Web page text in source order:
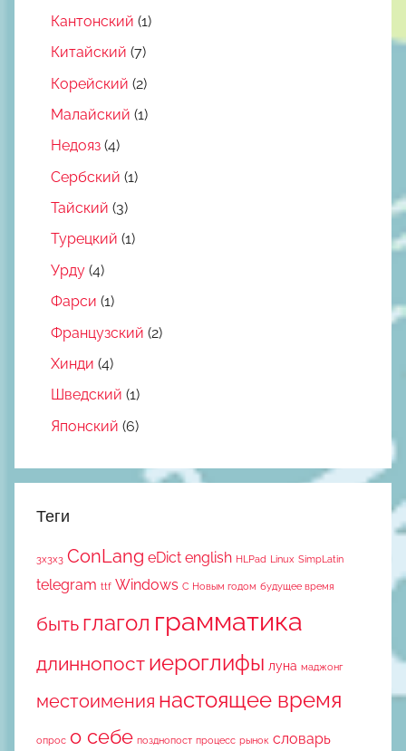
Кантонский (1)
Китайский (7)
Корейский (2)
Малайский (1)
Недояз (4)
Сербский (1)
Тайский (3)
Турецкий (1)
Урду (4)
Фарси (1)
Французский (2)
Хинди (4)
Шведский (1)
Японский (6)
Теги
3x3x3 ConLang eDict english HLPad Linux SimpLatin
telegram ttf Windows С Новым годом будущее время
быть глагол грамматика
длиннопост иероглифы луна маджонг
местоимения настоящее время
опрос о себе позднопост процесс рынок словарь